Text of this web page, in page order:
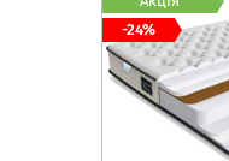
-24%